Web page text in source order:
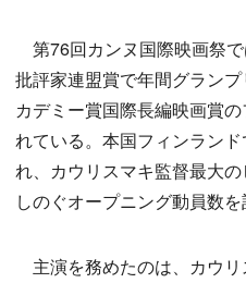
第76回カンヌ国際映画祭
批評家連盟賞で年間グラン
カデミー賞国際長編映画賞
れている。本国フィンラン
れ、カウリスマキ監督最大
しのぐオープニング動員数を
主演を務めたのは、カウ